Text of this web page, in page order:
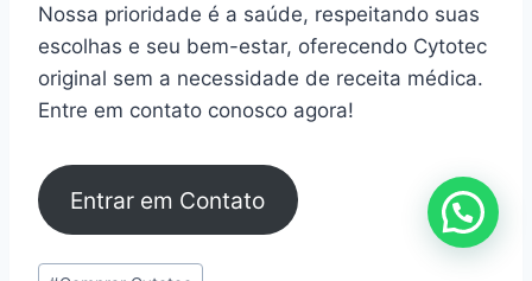
Nossa prioridade é a saúde, respeitando suas
escolhas e seu bem-estar, oferecendo Cytotec
original sem a necessidade de receita médica.
Entre em contato conosco agora!
Entrar em Contato
Tags